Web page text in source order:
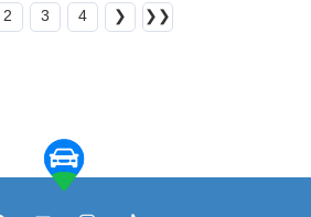
2 3 4 ❯ ❯❯